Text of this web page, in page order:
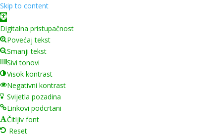
Skip to content
Open toolbar
Digitalna pristupačnost
Povećaj tekst
Smanji tekst
Sivi tonovi
Visok kontrast
Negativni kontrast
Svijetla pozadina
Linkovi podcrtani
Čitljiv font
Reset